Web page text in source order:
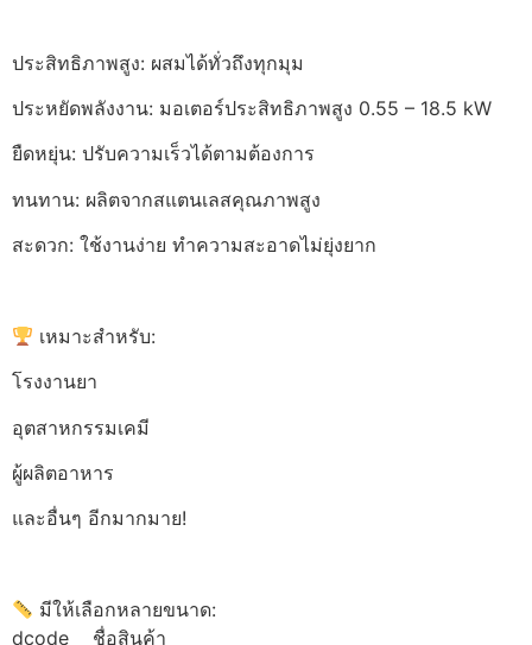
ประสิทธิภาพสูง: ผสมได้ทั่วถึงทุกมุม
ประหยัดพลังงาน: มอเตอร์ประสิทธิภาพสูง 0.55 – 18.5 kW
ยืดหยุ่น: ปรับความเร็วได้ตามต้องการ
ทนทาน: ผลิตจากสแตนเลสคุณภาพสูง
สะดวก: ใช้งานง่าย ทำความสะอาดไม่ยุ่งยาก
เหมาะสำหรับ:
โรงงานยา
อุตสาหกรรมเคมี
ผู้ผลิตอาหาร
และอื่นๆ อีกมากมาย!
มีให้เลือกหลายขนาด:
dcode ชื่อสินค้า